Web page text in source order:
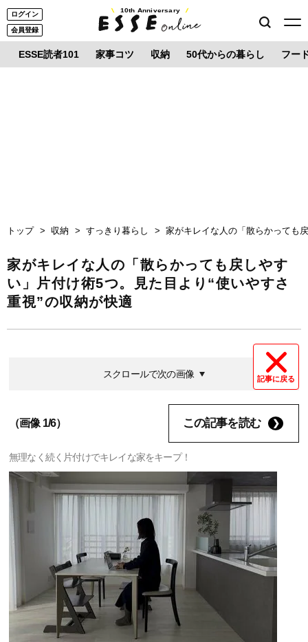
ログイン
会員登録
10th Anniversary
ESSE読者101 家事コツ 収納 50代からの暮らし フー
トップ 収納 すっきり暮らし 家がキレイな人の「散らかっても
家がキレイな人の「散らかっても戻しやす
い」片付け術5つ。見た目より“使いやすさ
重視”の収納が快適
記事に戻る
スクロールで次の画像
（画像 1/6） この記事を読む
無理なく続く片付けでキレイな家をキープ！